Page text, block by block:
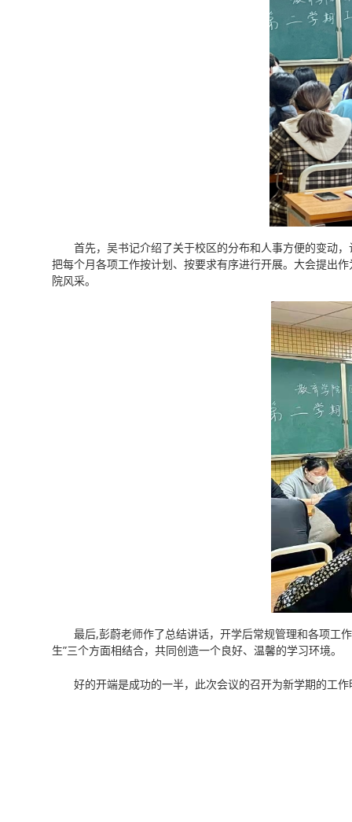
首先，吴书记介绍了关于校区的分布和人事方便的变动，
把每个月各项工作按计划、按要求有序进行开展。大会提出
院风采。
最后,彭蔚老师作了总结讲话，开学后常规管理和各项工作
生”三个方面相结合，共同创造一个良好、温馨的学习环境。
好的开端是成功的一半，此次会议的召开为新学期的工作